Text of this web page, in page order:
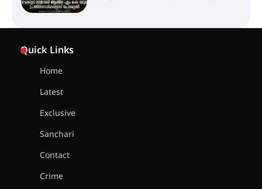
Quick Links
Home
Latest
Exclusive
Sanchari
Contact
Crime